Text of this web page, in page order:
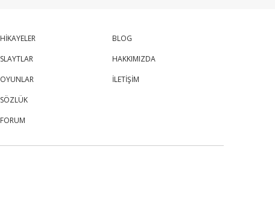
HİKAYELER
SLAYTLAR
OYUNLAR
SÖZLÜK
FORUM
BLOG
HAKKIMIZDA
İLETİŞİM